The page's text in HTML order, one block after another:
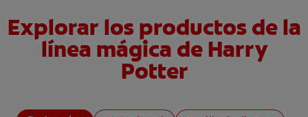
Explorar los productos de la
línea mágica de Harry
Potter